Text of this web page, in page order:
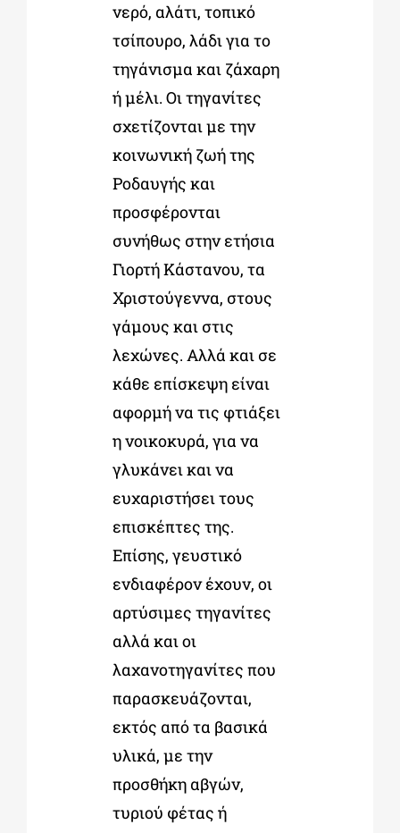
νερό, αλάτι, τοπικό
τσίπουρο, λάδι για το
τηγάνισμα και ζάχαρη
ή μέλι. Οι τηγανίτες
σχετίζονται με την
κοινωνική ζωή της
Ροδαυγής και
προσφέρονται
συνήθως στην ετήσια
Γιορτή Κάστανου, τα
Χριστούγεννα, στους
γάμους και στις
λεχώνες. Αλλά και σε
κάθε επίσκεψη είναι
αφορμή να τις φτιάξει
η νοικοκυρά, για να
γλυκάνει και να
ευχαριστήσει τους
επισκέπτες της.
Επίσης, γευστικό
ενδιαφέρον έχουν, οι
αρτύσιμες τηγανίτες
αλλά και οι
λαχανοτηγανίτες που
παρασκευάζονται,
εκτός από τα βασικά
υλικά, με την
προσθήκη αβγών,
τυριού φέτας ή